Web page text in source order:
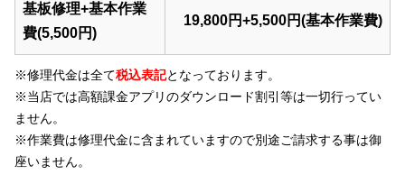
基板修理+基本作業
費(5,500円)
19,800円+5,500円(基本作業費)
※修理代金は全て税込表記となっております。
※当店では高額課金アプリのダウンロード割引等は一切行ってい
ません。
※作業費は修理代金に含まれていますので別途ご請求する事は御
座いません。